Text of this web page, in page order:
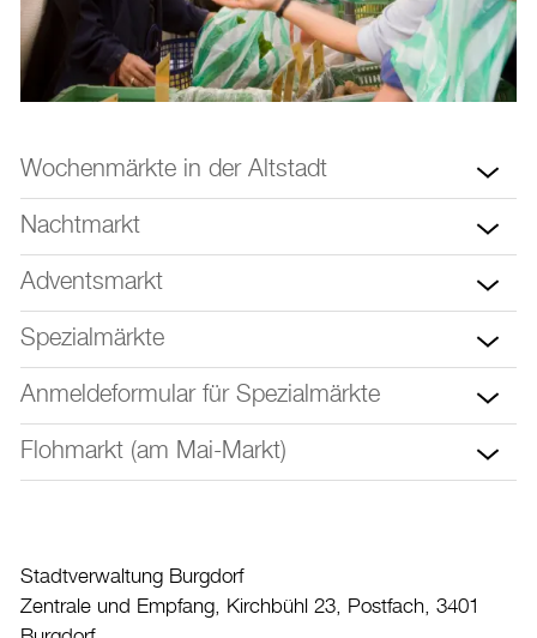
Öffnungszeiten & Kontakt
Veranstaltungskalender
Drucken
Login
Wochenmärkte in der Altstadt
Nachtmarkt
Adventsmarkt
Spezialmärkte
Anmeldeformular für Spezialmärkte
Flohmarkt (am Mai-Markt)
Stadtverwaltung Burgdorf
Zentrale und Empfang, Kirchbühl 23, Postfach, 3401